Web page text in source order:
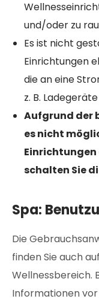
und/oder zu
Es ist nicht
Einrichtungen
die an eine
z. B.
Aufgrund der
es nicht
schalten Sie
Spa:
Die
finden Sie auch
Wellnessbereich.
Informationen